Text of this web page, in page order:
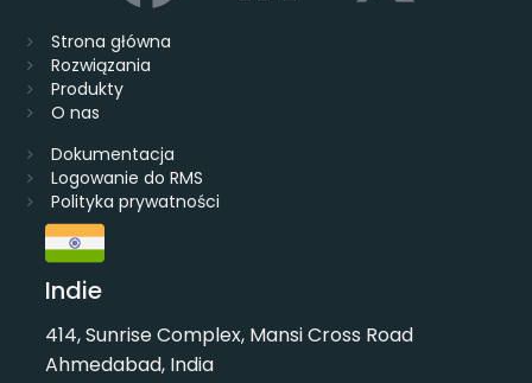
Strona główna
Rozwiązania
Produkty
O nas
Dokumentacja
Logowanie do RMS
Polityka prywatności
Indie
414, Sunrise Complex, Mansi Cross Road
Ahmedabad, India